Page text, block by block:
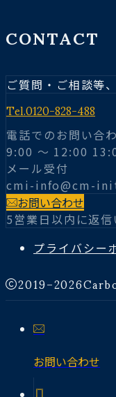
CONTACT
ご質問・ご相談等
Tel.0120-828-488
電話でのお問い合
9:00 〜 12:00
メール受付
cmi-info@cm-
お問い合わせ
5営業日以内に返信
プライバシー
2019–2026
お問い合わせ